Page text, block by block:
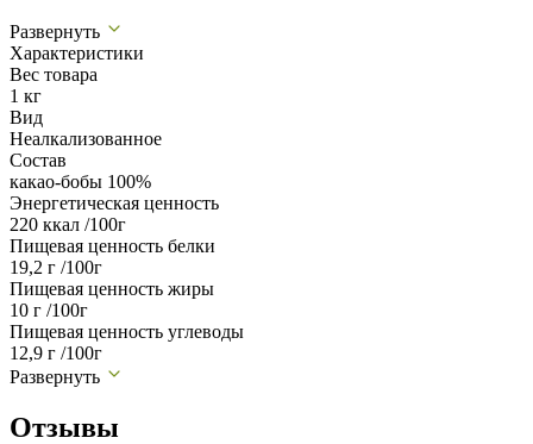
Развернуть
Характеристики
Вес товара
1 кг
Вид
Неалкализованное
Состав
какао-бобы 100%
Энергетическая ценность
220 ккал /100г
Пищевая ценность белки
19,2 г /100г
Пищевая ценность жиры
10 г /100г
Пищевая ценность углеводы
12,9 г /100г
Развернуть
Отзывы